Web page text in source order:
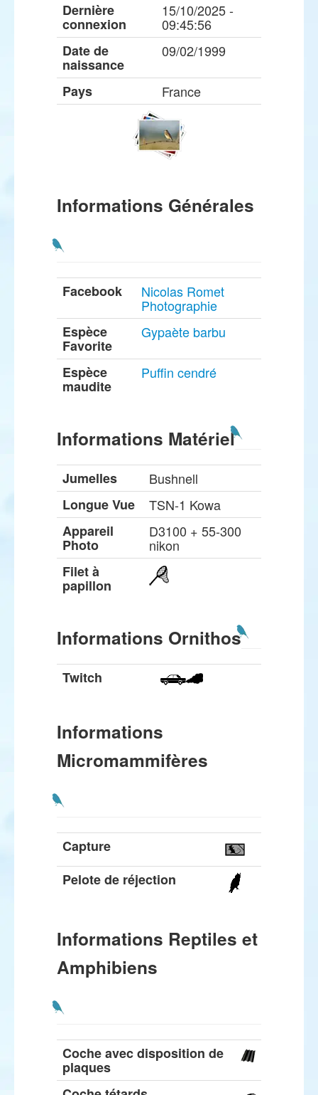
Dernière
connexion
15/10/2025 -
09:45:56
Date de
naissance
09/02/1999
Pays France
Informations Générales
Facebook Nicolas Romet
Photographie
Espèce
Favorite
Gypaète barbu
Espèce
maudite
Puffin cendré
Informations Matériel
Jumelles
Bushnell
Longue Vue
TSN-1 Kowa
Appareil
Photo
D3100 + 55-300
nikon
Filet à
papillon
Informations Ornithos
Twitch
Informations
Micromammifères
Capture
Pelote de réjection
Informations Reptiles et
Amphibiens
Coche avec disposition de
plaques